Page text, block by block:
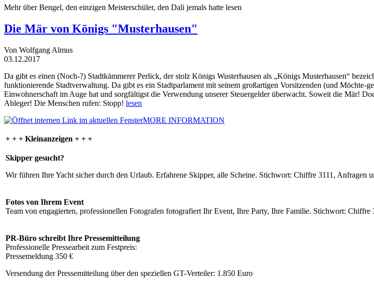
Mehr über Bengel, den einzigen Meisterschüler, den Dali jemals hatte lesen
Die Mär von Königs "Musterhausen"
Von Wolfgang Almus
03.12.2017
Da gibt es einen (Noch-?) Stadtkämmerer Perlick, der stolz Königs Wusterhausen als „Königs Musterhausen“
funktionierende Stadtverwaltung. Da gibt es ein Stadtparlament mit seinem großartigen Vorsitzenden (und Möchte-
Einwohnerschaft im Auge hat und sorgfältigst die Verwendung unserer Steuergelder überwacht. Soweit die Mär!
Ableger! Die Menschen rufen: Stopp! lesen
MORE INFORMATION
+ + + Kleinanzeigen + + +
Skipper gesucht?
Wir führen Ihre Yacht sicher durch den Urlaub. Erfahrene Skipper, alle Scheine. Stichwort: Chiffre 3111, Anfragen
Fotos von Ihrem Event
Team von engagierten, professionellen Fotografen fotografiert Ihr Event, Ihre Party, Ihre Familie. Stichwort: Chiffre
PR-Büro schreibt Ihre Pressemitteilung
Professionelle Pressearbeit zum Festpreis:
Pressemeldung 350 €
Versendung der Pressemitteilung über den speziellen GT-Verteiler: 1.850 Euro